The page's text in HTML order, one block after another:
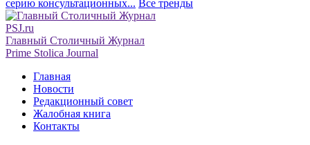
серию консультационных... Все тренды
PSJ.ru
Главный Столичный Журнал
Prime Stolica Journal
Главная
Новости
Редакционный совет
Жалобная книга
Контакты